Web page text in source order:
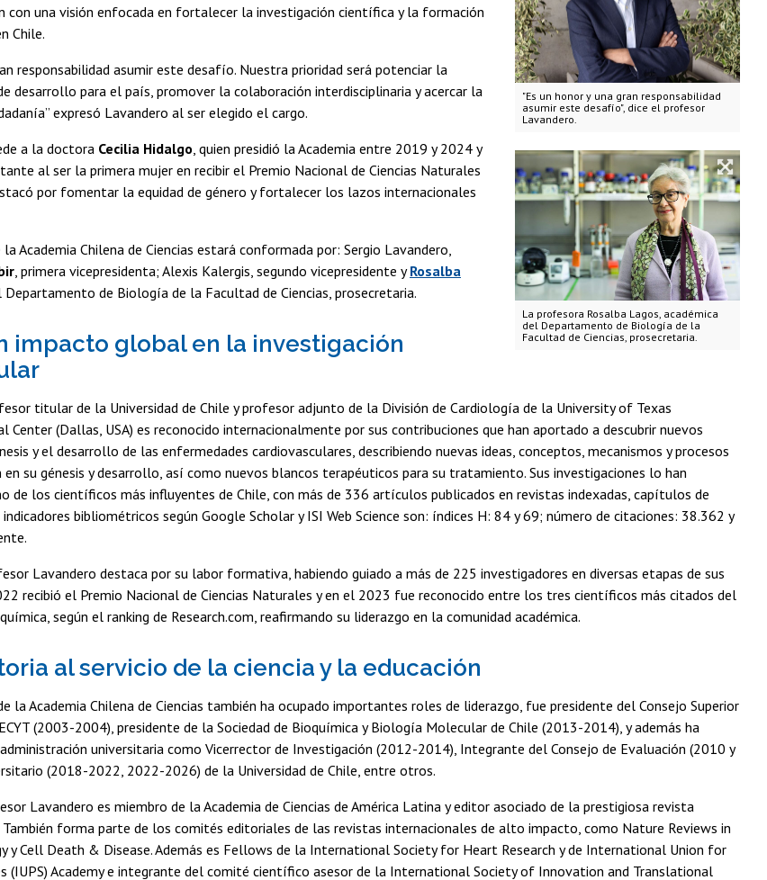
"Es un honor y una gran responsabilidad
asumir este desafío", dice el profesor
Lavandero.
La profesora Rosalba Lagos, académica
del Departamento de Biología de la
Facultad de Ciencias, prosecretaria.
con una visión enfocada en fortalecer la investigación científica y la formación
Chile.
responsabilidad asumir este desafío. Nuestra prioridad será potenciar la
desarrollo para el país, promover la colaboración interdisciplinaria y acercar la
expresó Lavandero al ser elegido el cargo.
a la doctora Cecilia Hidalgo , quien presidió la Academia entre 2019 y 2024 y
al ser la primera mujer en recibir el Premio Nacional de Ciencias Naturales
por fomentar la equidad de género y fortalecer los lazos internacionales
Academia Chilena de Ciencias estará conformada por: Sergio Lavandero,
, primera vicepresidenta; Alexis Kalergis, segundo vicepresidente yRosalba
Departamento de Biología de la Facultad de Ciencias, prosecretaria.
impacto global en la investigación
titular de la Universidad de Chile y profesor adjunto de la División de Cardiología de la University of Texas
Center (Dallas, USA) es reconocido internacionalmente por sus contribuciones que han aportado a descubrir nuevos
y el desarrollo de las enfermedades cardiovasculares, describiendo nuevas ideas, conceptos, mecanismos y procesos
en su génesis y desarrollo, así como nuevos blancos terapéuticos para su tratamiento. Sus investigaciones lo han
de los científicos más influyentes de Chile, con más de 336 artículos publicados en revistas indexadas, capítulos de
bibliométricos según Google Scholar y ISI Web Science son: índices H: 84 y 69; número de citaciones: 38.362 y
Lavandero destaca por su labor formativa, habiendo guiado a más de 225 investigadores en diversas etapas de sus
recibió el Premio Nacional de Ciencias Naturales y en el 2023 fue reconocido entre los tres científicos más citados del
según el ranking de Research.com, reafirmando su liderazgo en la comunidad académica.
al servicio de la ciencia y la educación
la Academia Chilena de Ciencias también ha ocupado importantes roles de liderazgo, fue presidente del Consejo Superior
(2003-2004), presidente de la Sociedad de Bioquímica y Biología Molecular de Chile (2013-2014), y además ha
universitaria como Vicerrector de Investigación (2012-2014), Integrante del Consejo de Evaluación (2010 y
(2018-2022, 2022-2026) de la Universidad de Chile, entre otros.
Lavandero es miembro de la Academia de Ciencias de América Latina y editor asociado de la prestigiosa revista
forma parte de los comités editoriales de las revistas internacionales de alto impacto, como Nature Reviews in
y Cell Death & Disease. Además es Fellows de la International Society for Heart Research y de International Union for
(IUPS) Academy e integrante del comité científico asesor de la International Society of Innovation and Translational